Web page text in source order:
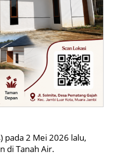
pada 2 Mei 2026 lalu,
di Tanah Air.